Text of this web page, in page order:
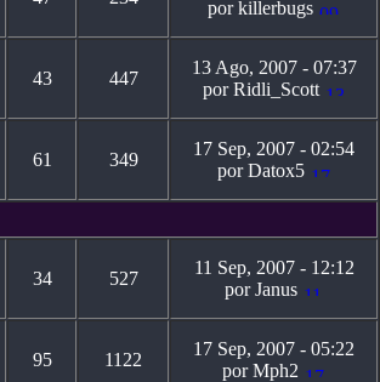
por killerbugs
43 447
13 Ago, 2007 - 07:37
por Ridli_Scott
61 349
17 Sep, 2007 - 02:54
por Datox5
34 527
11 Sep, 2007 - 12:12
por Janus
95 1122
17 Sep, 2007 - 05:22
por Mph2